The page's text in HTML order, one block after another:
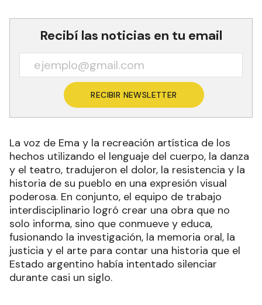
Recibí las noticias en tu email
RECIBIR NEWSLETTER
La voz de Ema y la recreación artística de los
hechos utilizando el lenguaje del cuerpo, la danza
y el teatro, tradujeron el dolor, la resistencia y la
historia de su pueblo en una expresión visual
poderosa. En conjunto, el equipo de trabajo
interdisciplinario logró crear una obra que no
solo informa, sino que conmueve y educa,
fusionando la investigación, la memoria oral, la
justicia y el arte para contar una historia que el
Estado argentino había intentado silenciar
durante casi un siglo.